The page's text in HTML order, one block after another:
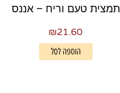
תמצית טעם וריח – אננס
₪21.60
הוספה לסל